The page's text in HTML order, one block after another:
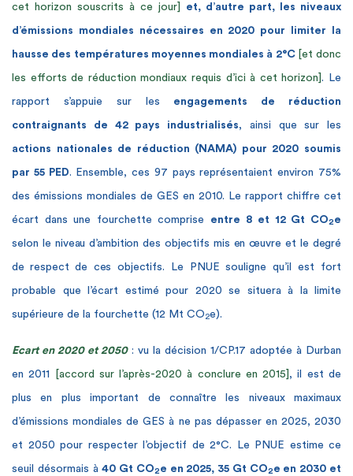
cet horizon souscrits à ce jour] et, d’autre part, les niveaux
d’émissions mondiales nécessaires en 2020 pour limiter la
hausse des températures moyennes mondiales à 2°C [et donc
les efforts de réduction mondiaux requis d’ici à cet horizon]. Le
rapport s’appuie sur les engagements de réduction
contraignants de 42 pays industrialisés, ainsi que sur les
actions nationales de réduction (NAMA) pour 2020 soumis
par 55 PED. Ensemble, ces 97 pays représentaient environ 75%
des émissions mondiales de GES en 2010. Le rapport chiffre cet
écart dans une fourchette comprise entre 8 et 12 Gt CO2 e
selon le niveau d’ambition des objectifs mis en œuvre et le degré
de respect de ces objectifs. Le PNUE souligne qu’il est fort
probable que l’écart estimé pour 2020 se situera à la limite
supérieure de la fourchette (12 Mt CO 2e).
Ecart en 2020 et 2050: vu la décision 1/CP.17 adoptée à Durban
en 2011 [accord sur l’après-2020 à conclure en 2015] , il est de
plus en plus important de connaître les niveaux maximaux
d’émissions mondiales de GES à ne pas dépasser en 2025, 2030
et 2050 pour respecter l’objectif de 2°C. Le PNUE estime ce
seuil désormais à40 Gt CO2 e en 2025, 35 Gt CO2 e en 2030 et